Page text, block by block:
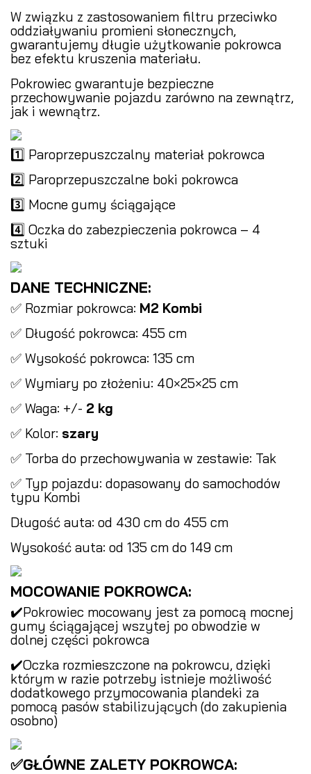
W związku z zastosowaniem filtru przeciwko
oddziaływaniu promieni słonecznych,
gwarantujemy długie użytkowanie pokrowca
bez efektu kruszenia materiału.
Pokrowiec gwarantuje bezpieczne
przechowywanie pojazdu zarówno na zewnątrz,
jak i wewnątrz.
1️⃣ Paroprzepuszczalny materiał pokrowca
2️⃣ Paroprzepuszczalne boki pokrowca
3️⃣ Mocne gumy ściągające
4️⃣ Oczka do zabezpieczenia pokrowca – 4
sztuki
DANE TECHNICZNE:
✅ Rozmiar pokrowca: M2 Kombi
✅ Długość pokrowca: 455 cm
✅ Wysokość pokrowca: 135 cm
✅ Wymiary po złożeniu: 40×25×25 cm
✅ Waga: +/- 2 kg
✅ Kolor: szary
✅ Torba do przechowywania w zestawie: Tak
✅ Typ pojazdu: dopasowany do samochodów
typu Kombi
Długość auta: od 430 cm do 455 cm
Wysokość auta: od 135 cm do 149 cm
MOCOWANIE POKROWCA:
✔️Pokrowiec mocowany jest za pomocą mocnej
gumy ściągającej wszytej po obwodzie w
dolnej części pokrowca
✔️Oczka rozmieszczone na pokrowcu, dzięki
którym w razie potrzeby istnieje możliwość
dodatkowego przymocowania plandeki za
pomocą pasów stabilizujących (do zakupienia
osobno)
✅GŁÓWNE ZALETY POKROWCA: